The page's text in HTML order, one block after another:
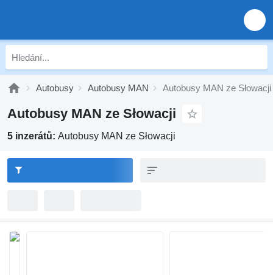
Autobusy Autobusy MAN Autobusy MAN ze Słowacji
Autobusy MAN ze Słowacji
5 inzerátů: Autobusy MAN ze Słowacji